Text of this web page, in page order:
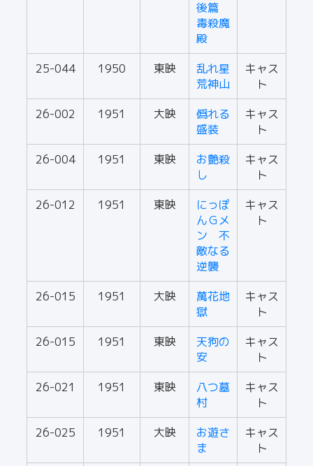
後篇
毒殺魔
殿
25-044 1950 東映
乱れ星
荒神山
キャス
ト
26-002
1951 大映
僞れる
盛装
キャス
ト
26-004
1951 東映
お艶殺
し
キャス
ト
26-012
1951 東映
にっぽ
んＧメ
ン 不
敵なる
逆襲
キャス
ト
26-015 1951 大映
萬花地
獄
キャス
ト
26-015
1951 東映
天狗の
安
キャス
ト
26-021
1951 東映
八つ墓
村
キャス
ト
26-025
1951 大映
お遊さ
ま
キャス
ト